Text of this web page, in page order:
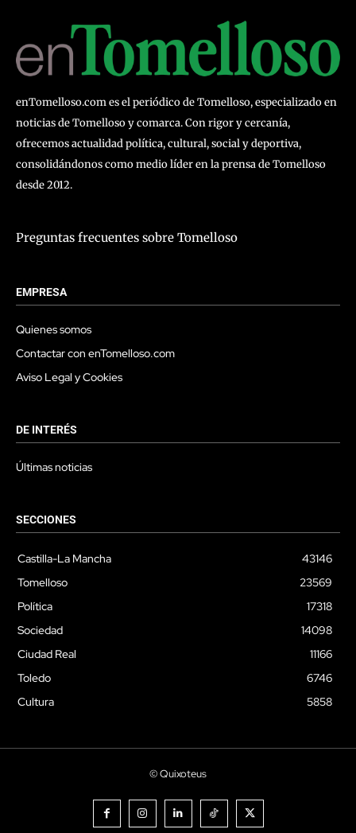
enTomelloso.com es el periódico de Tomelloso, especializado en
noticias de Tomelloso y comarca. Con rigor y cercanía,
ofrecemos actualidad política, cultural, social y deportiva,
consolidándonos como medio líder en la prensa de Tomelloso
desde 2012.
Preguntas frecuentes sobre Tomelloso
EMPRESA
Quienes somos
Contactar con enTomelloso.com
Aviso Legal y Cookies
DE INTERÉS
Últimas noticias
SECCIONES
Castilla-La Mancha
43146
Tomelloso
23569
Política
17318
Sociedad
14098
Ciudad Real
11166
Toledo
6746
Cultura
5858
© Quixoteus